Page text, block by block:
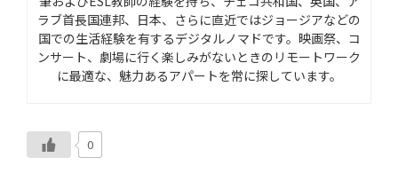
ラブ首長国連邦、日本、さらに直近ではジョージアなどの
国での生活経験を有するデジタルノマドです。映画祭、コ
ンサート、劇場に行く楽しみがないときのリモートワーク
に最適な、魅力あるアパートを常に探しています。
0